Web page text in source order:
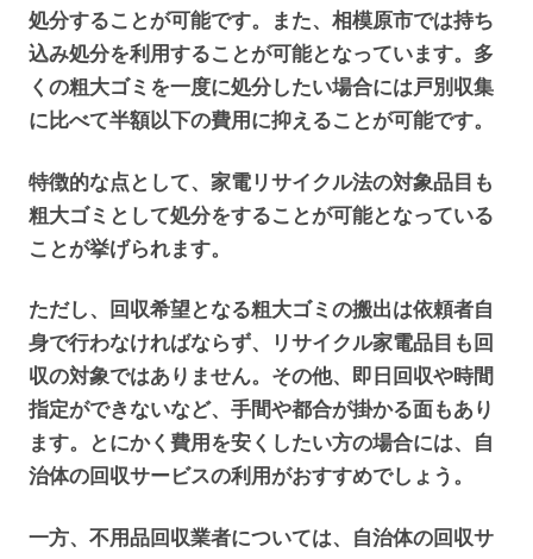
処分することが可能です。また、相模原市では持ち
込み処分を利用することが可能となっています。多
くの粗大ゴミを一度に処分したい場合には戸別収集
に比べて半額以下の費用に抑えることが可能です。
特徴的な点として、家電リサイクル法の対象品目も
粗大ゴミとして処分をすることが可能となっている
ことが挙げられます。
ただし、回収希望となる粗大ゴミの搬出は依頼者自
身で行わなければならず、リサイクル家電品目も回
収の対象ではありません。その他、即日回収や時間
指定ができないなど、手間や都合が掛かる面もあり
ます。とにかく費用を安くしたい方の場合には、自
治体の回収サービスの利用がおすすめでしょう。
一方、不用品回収業者については、自治体の回収サ